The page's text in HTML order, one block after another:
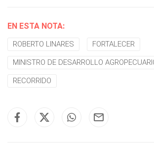
EN ESTA NOTA:
ROBERTO LINARES FORTALECER
MINISTRO DE DESARROLLO
RECORRIDO